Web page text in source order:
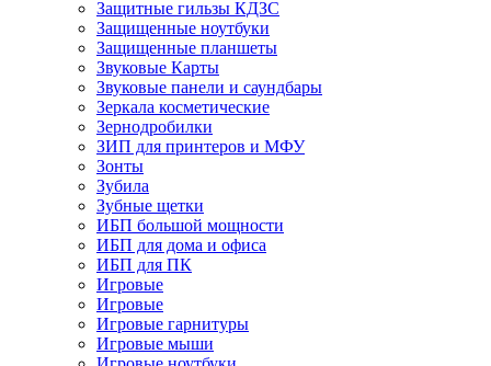
Защитные гильзы КДЗС
Защищенные ноутбуки
Защищенные планшеты
Звуковые Карты
Звуковые панели и саундбары
Зеркала косметические
Зернодробилки
ЗИП для принтеров и МФУ
Зонты
Зубила
Зубные щетки
ИБП большой мощности
ИБП для дома и офиса
ИБП для ПК
Игровые
Игровые
Игровые гарнитуры
Игровые мыши